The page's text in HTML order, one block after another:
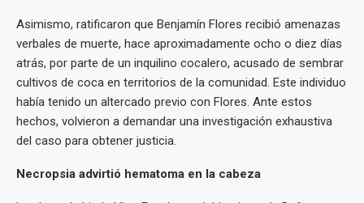
Asimismo, ratificaron que Benjamín Flores recibió amenazas
verbales de muerte, hace aproximadamente ocho o diez días
atrás, por parte de un inquilino cocalero, acusado de sembrar
cultivos de coca en territorios de la comunidad. Este individuo
había tenido un altercado previo con Flores. Ante estos
hechos, volvieron a demandar una investigación exhaustiva
del caso para obtener justicia.
Necropsia advirtió hematoma en la cabeza